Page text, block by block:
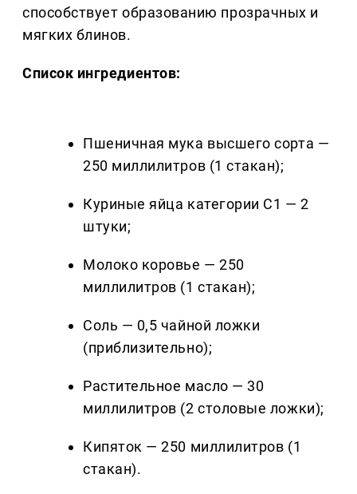
способствует образованию прозрачных и
мягких блинов.
Список ингредиентов:
Пшеничная мука высшего сорта —
250 миллилитров (1 стакан);
Куриные яйца категории С1 — 2
штуки;
Молоко коровье — 250
миллилитров (1 стакан);
Соль — 0,5 чайной ложки
(приблизительно);
Растительное масло — 30
миллилитров (2 столовые ложки);
Кипяток — 250 миллилитров (1
стакан).